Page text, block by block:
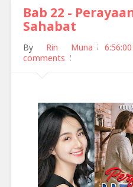
Bab 22 -
Sahabat
By Rin Muna
comments